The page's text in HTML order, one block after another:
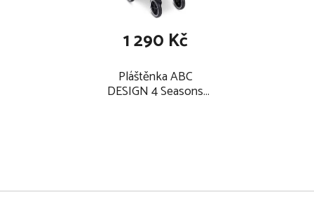
Pláštěnka ABC
DESIGN 4 Seasons
1 290 Kč